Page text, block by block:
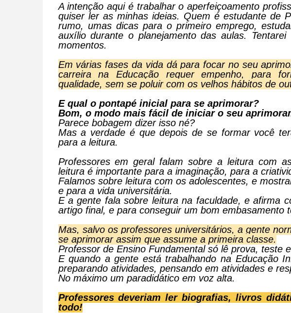
A intenção aqui é trabalhar o aperfeiçoamento
quiser ler as minhas ideias. Quem é estudante de
rumo, umas dicas para o primeiro emprego,
auxílio durante o planejamento das aulas.
momentos.
Em várias fases da vida dá para focar no seu
carreira na Educação requer empenho, para
qualidade, sem se poluir com os velhos hábitos de
E qual o pontapé inicial para se aprimorar?
Bom, o modo mais fácil de iniciar o seu
Parece bobagem dizer isso né?
Mas a verdade é que depois de se formar você
para a leitura.
Professores em geral falam sobre a leitura com
leitura é importante para a imaginação, para a
Falamos sobre leitura com os adolescentes, e
e para a vida universitária.
E a gente fala sobre leitura na faculdade, e afirma
artigo final, e para conseguir um bom embasamento
Mas, salvo os professores universitários, a gente
se aprimorar assim que assume a primeira classe.
Professor de Ensino Fundamental só lê prova, teste
E quando a gente está trabalhando na Educação
preparando atividades, pensando em atividades e
No máximo um paradidático em voz alta.
Professores deveriam ler biografias, livros
todo!